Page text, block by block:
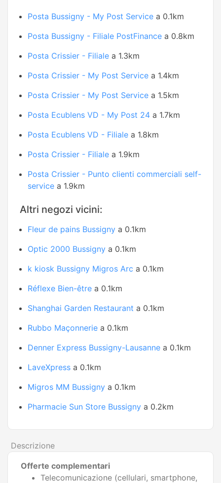
Posta Bussigny - My Post Service a 0.1km
Posta Bussigny - Filiale PostFinance a 0.8km
Posta Crissier - Filiale a 1.3km
Posta Crissier - My Post Service a 1.4km
Posta Crissier - My Post Service a 1.5km
Posta Ecublens VD - My Post 24 a 1.7km
Posta Ecublens VD - Filiale a 1.8km
Posta Crissier - Filiale a 1.9km
Posta Crissier - Punto clienti commerciali self-
service a 1.9km
Altri negozi vicini:
Fleur de pains Bussigny a 0.1km
Optic 2000 Bussigny a 0.1km
k kiosk Bussigny Migros Arc a 0.1km
Réflexe Bien-être a 0.1km
Shanghai Garden Restaurant a 0.1km
Rubbo Maçonnerie a 0.1km
Denner Express Bussigny-Lausanne a 0.1km
LaveXpress a 0.1km
Migros MM Bussigny a 0.1km
Pharmacie Sun Store Bussigny a 0.2km
Descrizione
Offerte complementari
Telecomunicazione (cellulari, smartphone,